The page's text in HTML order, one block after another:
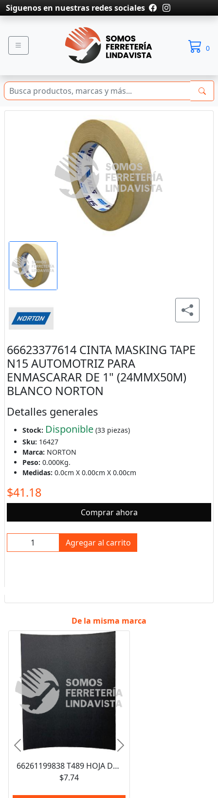
Siguenos en nuestras redes sociales
0
66623377614 CINTA MASKING TAPE
N15 AUTOMOTRIZ PARA
ENMASCARAR DE 1" (24MMX50M)
BLANCO NORTON
Detalles generales
Stock: Disponible(33 piezas)
Sku: 16427
Marca: NORTON
Peso: 0.000Kg.
Medidas: 0.0cm X 0.00cm X 0.00cm
$41.18
Comprar ahora
Agregar al carrito
De la misma marca
66261199838 T489 HOJA DE LIJA DE AGUA CARBURO DE SILICIO 9X11" GRANO 360 NORTON
$7.74
Anterior Siguiente